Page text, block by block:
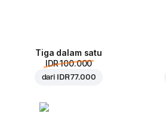
Tiga dalam satu
IDR 100.000
dari IDR 77.000